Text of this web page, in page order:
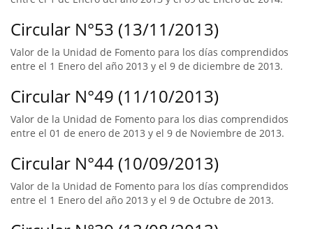
Circular N°53 (13/11/2013)
Valor de la Unidad de Fomento para los días comprendidos
entre el 1 Enero del año 2013 y el 9 de diciembre de 2013.
Circular N°49 (11/10/2013)
Valor de la Unidad de Fomento para los dias comprendidos
entre el 01 de enero de 2013 y el 9 de Noviembre de 2013.
Circular N°44 (10/09/2013)
Valor de la Unidad de Fomento para los días comprendidos
entre el 1 Enero del año 2013 y el 9 de Octubre de 2013.